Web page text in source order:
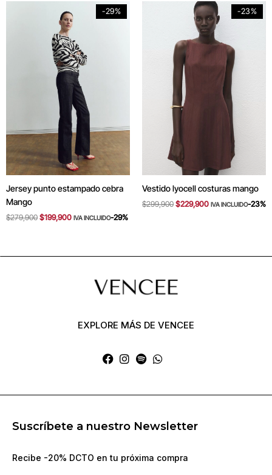
-29%
Jersey punto estampado cebra
Mango
$279,900
$279,900.
$199,900
Current
price
is:
IVA INCLUIDO-29%
-23%
Vestido lyocell costuras mango
$299,900
Original
$299,900.
$229,900
Current
price
is:
$229,900.
IVA INCLUIDO-23%
EXPLORE MÁS DE VENCEE
Suscríbete a nuestro Newsletter
Recibe -20% DCTO en tu próxima compra